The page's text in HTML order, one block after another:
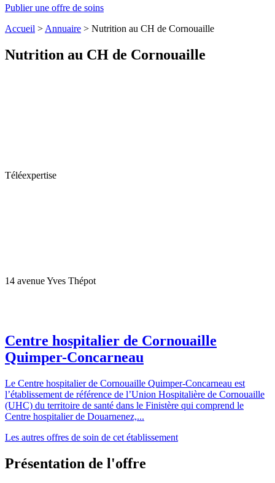
Publier une offre de soins
Accueil > Annuaire > Nutrition au CH de Cornouaille
Nutrition au CH de Cornouaille
Téléexpertise
14 avenue Yves Thépot
Centre hospitalier de Cornouaille
Quimper-Concarneau
Le Centre hospitalier de Cornouaille Quimper-Concarneau est
l’établissement de référence de l’Union Hospitalière de Cornouaille
(UHC) du territoire de santé dans le Finistère qui comprend le
Centre hospitalier de Douarnenez,...
Les autres offres de soin de cet établissement
Présentation de l'offre